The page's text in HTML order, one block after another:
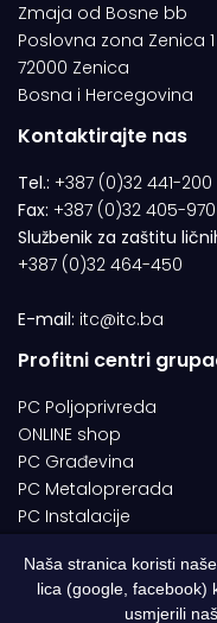
Zmaja od Bosne bb
Poslovna zona Zenica 1
72000 Zenica
Bosna i Hercegovina
Kontaktirajte nas
Tel.: +387 (0)32 441-200
Fax: +387 (0)32 405-970
Službenik za zaštitu
+387 (0)32 464-450
E-mail: itc@itc.ba
Profitni centri
PC Poljoprivreda
ONLINE shop
PC Građevina
PC Metaloprerada
PC Instalacije
© 1994-2026 | ITC d.o.o.
Naša stranica koristi
lica (google, facebook)
usmjerili